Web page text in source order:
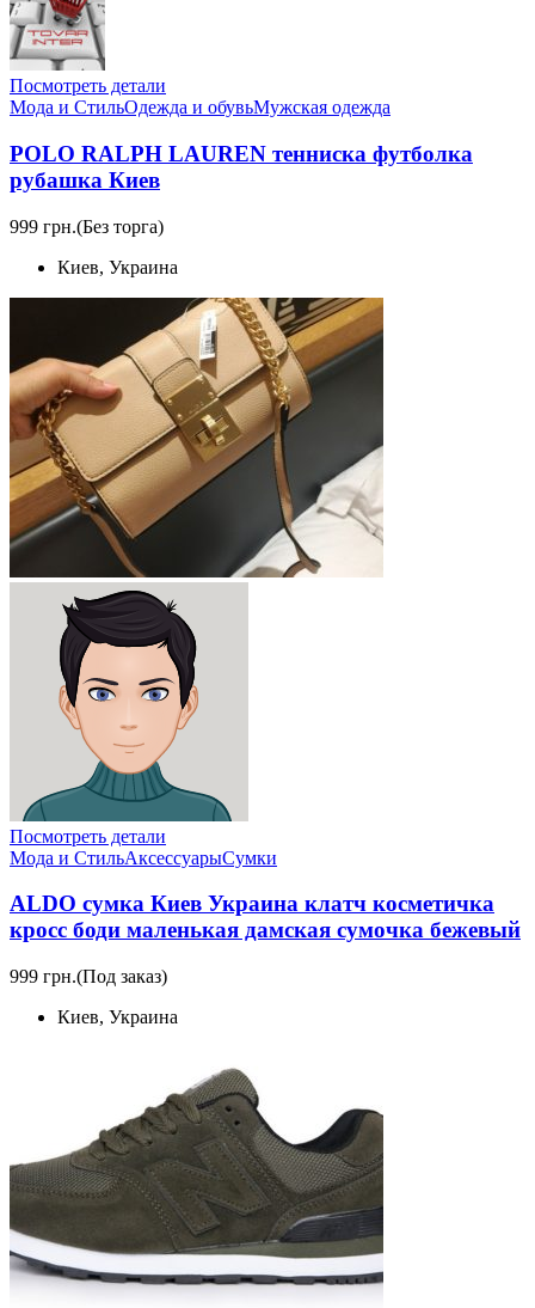
Посмотреть детали
Мода и СтильОдежда и обувьМужская одежда
POLO RALPH LAUREN тенниска футболка
рубашка Киев
999 грн.(Без торга)
Киев, Украина
Посмотреть детали
Мода и СтильАксессуарыСумки
ALDO сумка Киев Украина клатч коcметичка
кросс боди маленькая дамская сумочка бежевый
999 грн.(Под заказ)
Киев, Украина